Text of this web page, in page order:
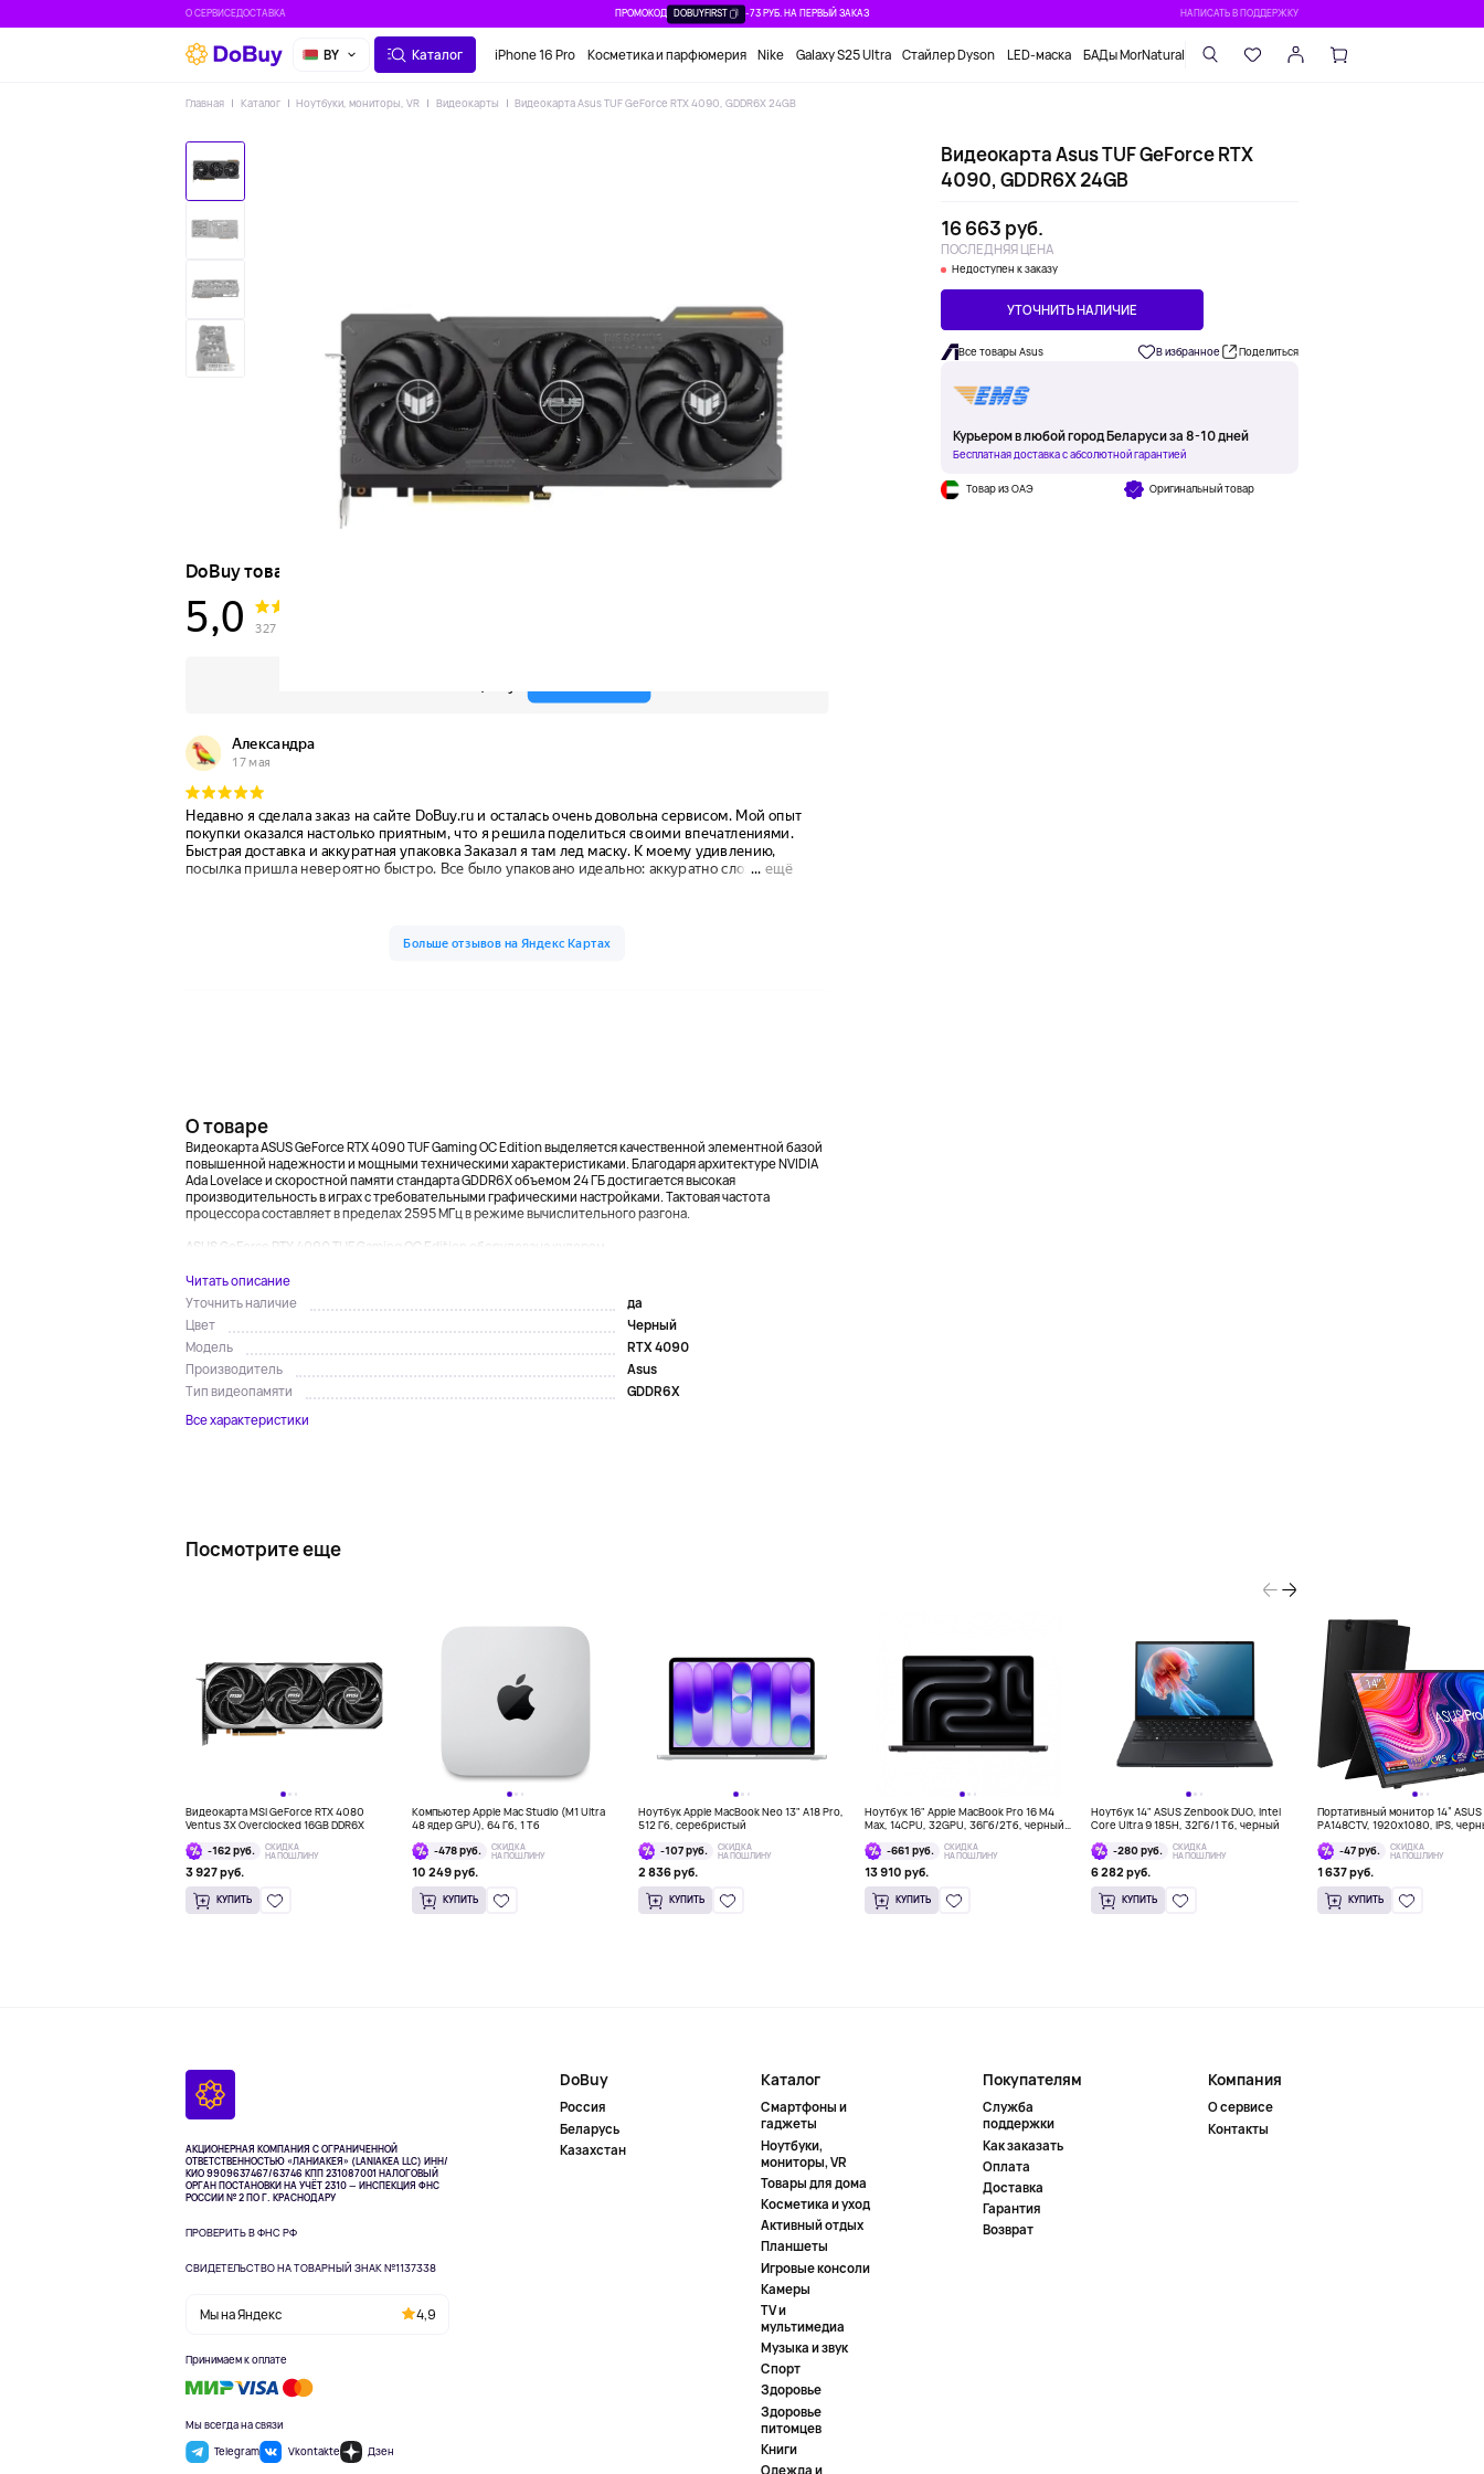
О СЕРВИСЕДОСТАВКА ПРОМОКОД DOBUYFIRST -73 РУБ. НА ПЕРВЫЙ ЗАКАЗ НАПИСАТЬ В ПОДДЕРЖКУ
BY Каталог iPhone 16 Pro Косметика и парфюмерия Nike Galaxy S25 Ultra Стайлер Dyson LED-маска БАДы MorNatural
Главная Каталог Ноутбуки, мониторы, VR Видеокарты Видеокарта Asus TUF GeForce RTX 4090, GDDR6X 24GB
Видеокарта Asus TUF GeForce RTX
4090, GDDR6X 24GB
16 663 руб.
ПОСЛЕДНЯЯ ЦЕНА
Недоступен к заказу
УТОЧНИТЬ НАЛИЧИЕ
Все товары Asus В избранное Поделиться
Курьером в любой город Беларуси за 8-10 дней
Бесплатная доставка с абсолютной гарантией
Товар из ОАЭ Оригинальный товар
О товаре
Видеокарта ASUS GeForce RTX 4090 TUF Gaming OC Edition выделяется качественной элементной базой
повышенной надежности и мощными техническими характеристиками. Благодаря архитектуре NVIDIA
Ada Lovelace и скоростной памяти стандарта GDDR6X объемом 24 ГБ достигается высокая
производительность в играх с требовательными графическими настройками. Тактовая частота
процессора составляет в пределах 2595 МГц в режиме вычислительного разгона.
ASUS GeForce RTX 4090 TUF Gaming OC Edition оборудована кулером...
Читать описание
Уточнить наличие
да
Цвет
Черный
Модель
RTX 4090
Производитель
Asus
Тип видеопамяти
GDDR6X
Все характеристики
Посмотрите еще
Видеокарта MSI GeForce RTX 4080
Ventus 3X Overclocked 16GB DDR6X
-162 руб.
СКИДКА
НА ПОШЛИНУ
3 927 руб.
КУПИТЬ
Компьютер Apple Mac Studio (M1 Ultra
48 ядер GPU), 64 Гб, 1 Тб
-478 руб.
СКИДКА
НА ПОШЛИНУ
10 249 руб.
КУПИТЬ
Ноутбук Apple MacBook Neo 13" A18 Pro,
512 Гб, серебристый
-107 руб.
СКИДКА
НА ПОШЛИНУ
2 836 руб.
КУПИТЬ
Ноутбук 16" Apple MacBook Pro 16 M4
Max, 14CPU, 32GPU, 36Гб/2Тб, черный
-661 руб.
СКИДКА
НА ПОШЛИНУ
13 910 руб.
КУПИТЬ
Ноутбук 14" ASUS Zenbook DUO, Intel
Core Ultra 9 185H, 32Гб/1 Тб, черный
-280 руб.
СКИДКА
НА ПОШЛИНУ
6 282 руб.
КУПИТЬ
Портативный монитор 14”
PA148CTV, 1920x1080, IPS,
-47 руб.
СКИДКА
НА ПОШЛИНУ
1 637 руб.
КУПИТЬ
АКЦИОНЕРНАЯ КОМПАНИЯ С ОГРАНИЧЕННОЙ
ОТВЕТСТВЕННОСТЬЮ «ЛАНИАКЕЯ» (LANIAKEA LLC) ИНН/
КИО 9909637467/63746 КПП 231087001НАЛОГОВЫЙ
ОРГАН ПОСТАНОВКИ НА УЧЁТ 2310 — ИНСПЕКЦИЯ ФНС
РОССИИ № 2 ПО Г. КРАСНОДАРУ
ПРОВЕРИТЬ В ФНС РФ
СВИДЕТЕЛЬСТВО НА ТОВАРНЫЙ ЗНАК №1137338
Мы на Яндекс 4,9
Принимаем к оплате
Мы всегда на связи
Telegram
Vkontakte Дзен
DoBuy
Россия
Беларусь
Казахстан
Каталог
Смартфоны и
гаджеты
Ноутбуки,
мониторы, VR
Товары для дома
Косметика и уход
Активный отдых
Планшеты
Игровые консоли
Камеры
TV и
мультимедиа
Музыка и звук
Спорт
Здоровье
Здоровье
питомцев
Книги
Одежда и
Покупателям
Служба
поддержки
Как заказать
Оплата
Доставка
Гарантия
Возврат
Компания
О сервисе
Контакты